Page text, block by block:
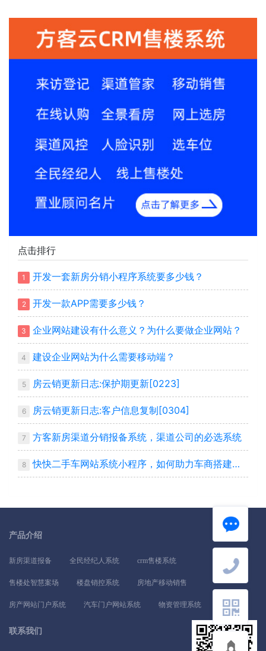
点击排行
1 开发一套新房分销小程序系统要多少钱？
2 开发一款APP需要多少钱？
3 企业网站建设有什么意义？为什么要做企业网站？
4 建设企业网站为什么需要移动端？
5 房云销更新日志:保护期更新[0223]
6 房云销更新日志:客户信息复制[0304]
7 方客新房渠道分销报备系统，渠道公司的必选系统
8 快快二手车网站系统小程序，如何助力车商搭建自己平台
产品介绍
新房渠道报备 全民经纪人系统 crm售楼系统
售楼处智慧案场 楼盘销控系统 房地产移动销售
房产网站门户系统 汽车门户网站系统 物资管理系统
联系我们